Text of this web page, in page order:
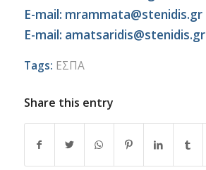
E-mail: mrammata@stenidis.gr
E-mail: amatsaridis@stenidis.gr
Tags: ΕΣΠΑ
Share this entry